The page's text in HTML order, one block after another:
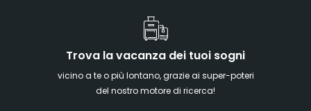
Trova la vacanza dei tuoi sogni
vicino a te o più lontano, grazie ai super-poteri
del nostro motore di ricerca!